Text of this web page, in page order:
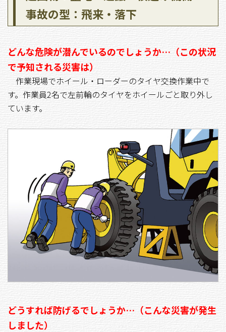
事故の型：飛来・落下
どんな危険が潜んでいるのでしょうか…（この状況
で予知される災害は）
作業現場でホイール・ローダーのタイヤ交換作業中で
す。作業員2名で左前輪のタイヤをホイールごと取り外し
ています。
どうすれば防げるでしょうか…（こんな災害が発生
しました）